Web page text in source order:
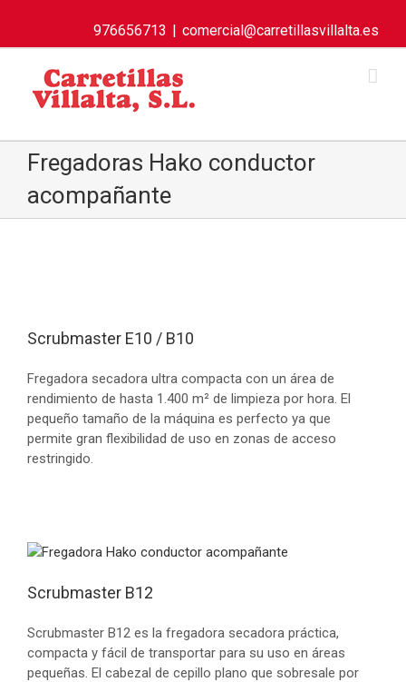
976656713 | comercial@carretillasvillalta.es
Fregadoras Hako conductor
acompañante
Scrubmaster E10 / B10
Fregadora secadora ultra compacta con un área de
rendimiento de hasta 1.400 m² de limpieza por hora. El
pequeño tamaño de la máquina es perfecto ya que
permite gran flexibilidad de uso en zonas de acceso
restringido.
Scrubmaster B12
Scrubmaster B12 es la fregadora secadora práctica,
compacta y fácil de transportar para su uso en áreas
pequeñas. El cabezal de cepillo plano que sobresale por